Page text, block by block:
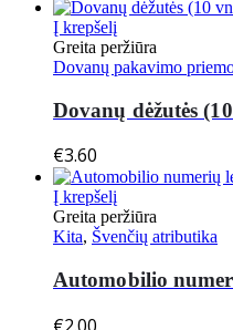
Į krepšelį
Greita peržiūra
Dovanų pakavimo
Dovanų dėžutės
€3.60
Į krepšelį
Greita peržiūra
Kita, Švenčių atributika
Automobilio